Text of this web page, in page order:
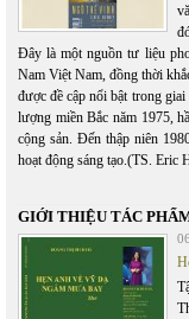
Đây là một nguồn tư liệu
Nam Việt Nam, đồng thời
được đề cập nổi bật trong
lượng miền Bắc năm 1975,
cộng sản. Đến thập niên
hoạt động sáng tạo.(TS. Eric
GIỚI THIỆU TÁC